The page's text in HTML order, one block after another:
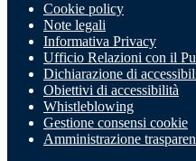
Cookie policy
Note legali
Informativa Privacy
Ufficio Relazioni con il
Dichiarazione di
Obiettivi di accessibilità
Whistleblowing
Gestione consensi cookie
Amministrazione